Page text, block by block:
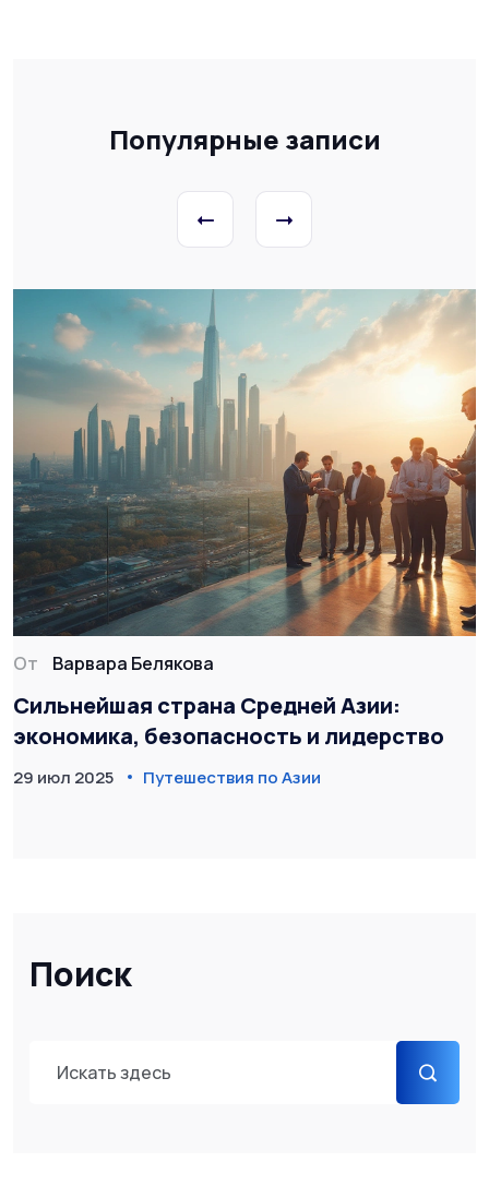
Поиск
Популярные записи
От Варвара Белякова
Сильнейшая страна Средней Азии:
экономика, безопасность и лидерство
29 июл 2025 Путешествия по Азии